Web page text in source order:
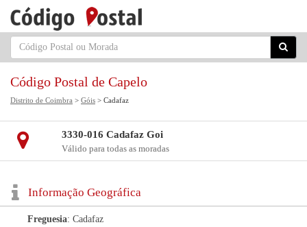
Código Postal de Capelo
Distrito de Coimbra > Góis > Cadafaz
3330-016 Cadafaz Goi
Válido para todas as moradas
Informação Geográfica
Freguesia: Cadafaz